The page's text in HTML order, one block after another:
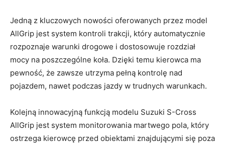
Jedną z kluczowych nowości oferowanych przez model
⁢AllGrip jest system kontroli trakcji, który automatycznie
rozpoznaje⁤ warunki ‍drogowe i​ dostosowuje rozdział
mocy na poszczególne koła. Dzięki temu⁤ kierowca ma
pewność, że zawsze utrzyma pełną kontrolę nad
pojazdem,⁢ nawet podczas jazdy w trudnych​ warunkach.
Kolejną innowacyjną funkcją modelu Suzuki S-Cross
AllGrip jest system monitorowania martwego pola, który
ostrzega kierowcę przed obiektami znajdującymi⁤ się poza